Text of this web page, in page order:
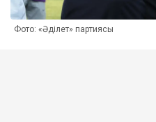
Фото: «Әділет» партиясы